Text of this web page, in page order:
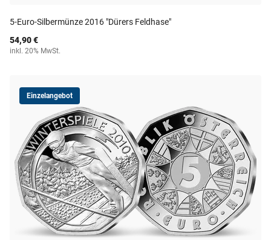
5-Euro-Silbermünze 2016 "Dürers Feldhase"
54,90 €
inkl. 20% MwSt.
Einzelangebot